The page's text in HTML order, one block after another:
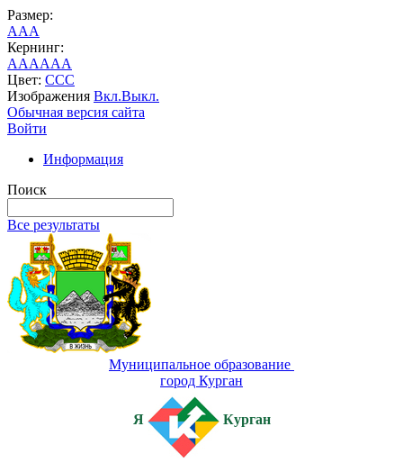
Размер:
AAA
Кернинг:
AAAAAA
Цвет: CCC
Изображения Вкл.Выкл.
Обычная версия сайта
Войти
Информация
Поиск
Все результаты
Муниципальное образование
город Курган
Я Курган